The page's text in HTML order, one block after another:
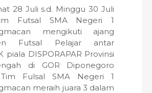
28 Juli s.d. Minggu 30 Juli
Futsal SMA Negeri 1
mengikuti ajang
Futsal Pelajar antar
piala DISPORAPAR Provinsi
di GOR Diponegoro
Tim Fulsal SMA Negeri 1
meraih juara 3 dalam